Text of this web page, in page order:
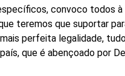
convoco todos à
teremos que suportar
perfeita legalidade,
que é abençoado por